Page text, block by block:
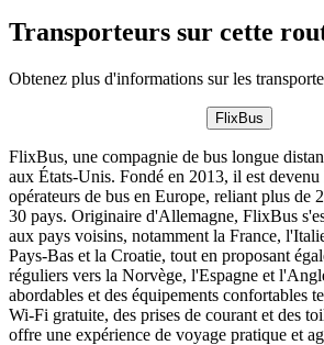
Transporteurs sur cette
Obtenez plus d'informations sur les
FlixBus
FlixBus, une compagnie de bus longue
aux États-Unis. Fondé en 2013, il est
opérateurs de bus en Europe, reliant plus de
30 pays. Originaire d'Allemagne, FlixBus
aux pays voisins, notamment la France,
Pays-Bas et la Croatie, tout en proposant
réguliers vers la Norvège, l'Espagne et
abordables et des équipements confortables
Wi-Fi gratuite, des prises de courant et des
offre une expérience de voyage pratique et